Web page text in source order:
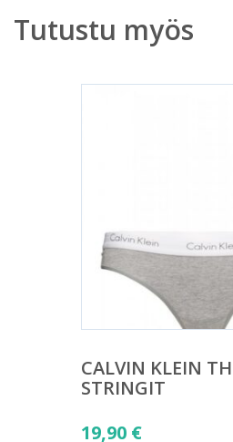
Tutustu myös
CALVIN KLEIN
STRINGIT
19,90 €